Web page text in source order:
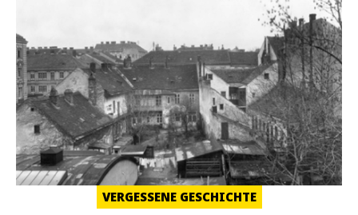
VERGESSENE GESCHICHTE